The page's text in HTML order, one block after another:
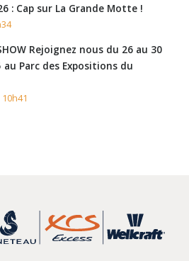
: Cap sur La Grande Motte !
Rejoignez nous du 26 au 30
au Parc des Expositions du